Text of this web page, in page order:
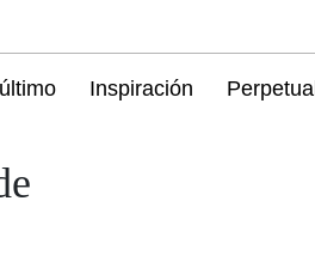
Inspiración Perpetual